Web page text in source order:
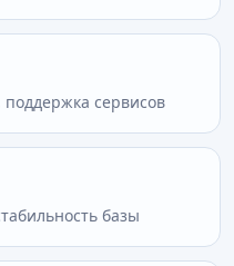
сервисов
базы